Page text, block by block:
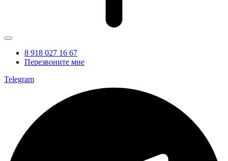
8 918 027 16 67
Перезвоните мне
Telegram